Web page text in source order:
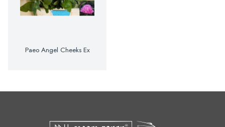
Paeo Angel Cheeks Ex